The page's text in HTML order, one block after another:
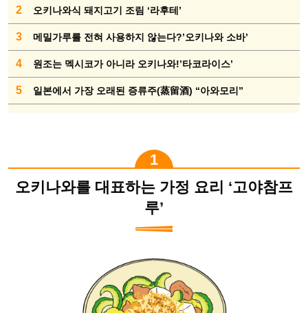
2 오키나와식 돼지고기 조림 ‘라후테’
3 메밀가루를 전혀 사용하지 않는다?’오키나와 소바’
4 원조는 멕시코가 아니라 오키나와!’타코라이스’
5 일본에서 가장 오래된 증류주(蒸留酒) “아와모리”
오키나와를 대표하는 가정 요리 ‘고야참프
루’